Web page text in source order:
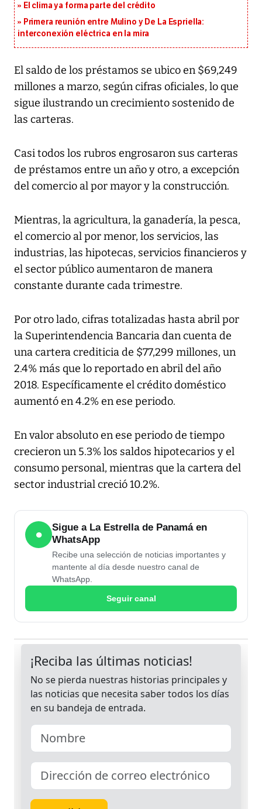
El clima ya forma parte del crédito
Primera reunión entre Mulino y De La Espriella:
interconexión eléctrica en la mira
El saldo de los préstamos se ubico en $69,249
millones a marzo, según cifras oficiales, lo que
sigue ilustrando un crecimiento sostenido de
las carteras.
Casi todos los rubros engrosaron sus carteras
de préstamos entre un año y otro, a excepción
del comercio al por mayor y la construcción.
Mientras, la agricultura, la ganadería, la pesca,
el comercio al por menor, los servicios, las
industrias, las hipotecas, servicios financieros y
el sector público aumentaron de manera
constante durante cada trimestre.
Por otro lado, cifras totalizadas hasta abril por
la Superintendencia Bancaria dan cuenta de
una cartera crediticia de $77,299 millones, un
2.4% más que lo reportado en abril del año
2018. Específicamente el crédito doméstico
aumentó en 4.2% en ese periodo.
En valor absoluto en ese periodo de tiempo
crecieron un 5.3% los saldos hipotecarios y el
consumo personal, mientras que la cartera del
sector industrial creció 10.2%.
●
Sigue a La Estrella de Panamá en
WhatsApp
Recibe una selección de noticias importantes y
mantente al día desde nuestro canal de
WhatsApp.
Seguir canal